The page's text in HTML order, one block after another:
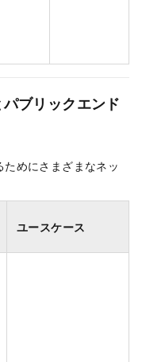
ブリックエンド
めにさまざまなネッ
ユースケース